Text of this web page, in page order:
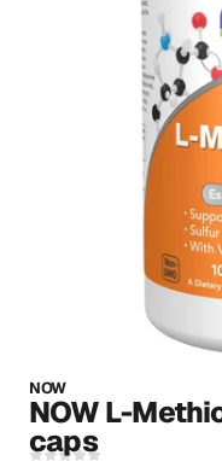
NOW
NOW L-
caps